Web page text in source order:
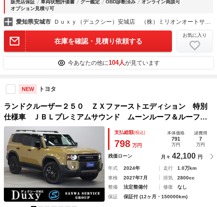
販売店保証 車両状態評価書 グー鑑定 OBD診断済み
オンライン商談可
オプション見積り可
愛知県安城市
在庫を確認・見積り依頼する
お気に入り
今あなたの他に104人が見ています
NEW トヨタ
ランドクルーザー２５０ ＺＸファーストエディション 特別
仕様車 ＪＢＬプレミアムサウンド ムーンルーフ＆ルーフレ
ール １２．３インチディスプレイ 全周囲モニター ＢＳ
Ｍ カラーヘッドアップディスプレイ デジタルインナーミラ
ー パワーバックドア
支払総額(税込)
798 万円
本体価格
791
万円
諸費用
7
万円
残価ローン 月々 42,100 円
年式 2024年 走行
1.0万km
車検
2027年7月 排気
2800cc
整備
法定整備付 修復
なし
保証
保証付 (12ヶ月・150000km)